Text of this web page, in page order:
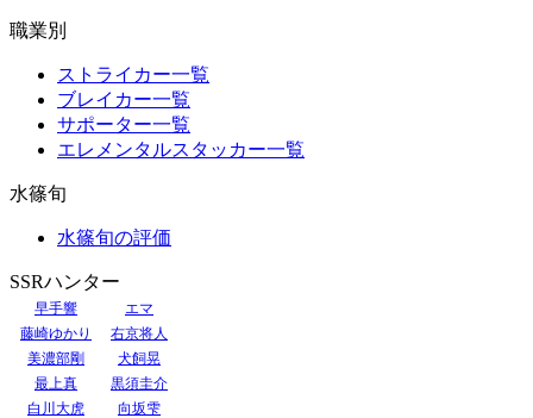
職業別
ストライカー一覧
ブレイカー一覧
サポーター一覧
エレメンタルスタッカー一覧
水篠旬
水篠旬の評価
SSRハンター
早手響
エマ
藤崎ゆかり
右京将人
美濃部剛
犬飼晃
最上真
黒須圭介
白川大虎
向坂雫